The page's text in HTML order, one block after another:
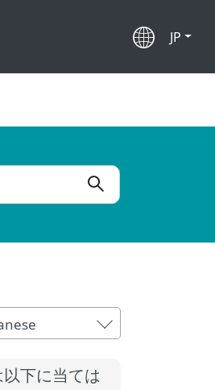
JP
以下に当ては